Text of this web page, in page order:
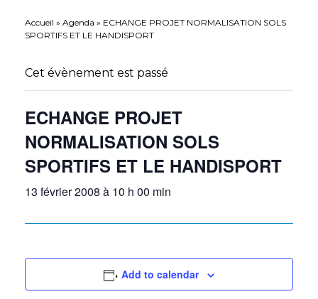
Accueil » Agenda » ECHANGE PROJET NORMALISATION SOLS
SPORTIFS ET LE HANDISPORT
Cet évènement est passé
ECHANGE PROJET
NORMALISATION SOLS
SPORTIFS ET LE HANDISPORT
13 février 2008 à 10 h 00 min
Add to calendar